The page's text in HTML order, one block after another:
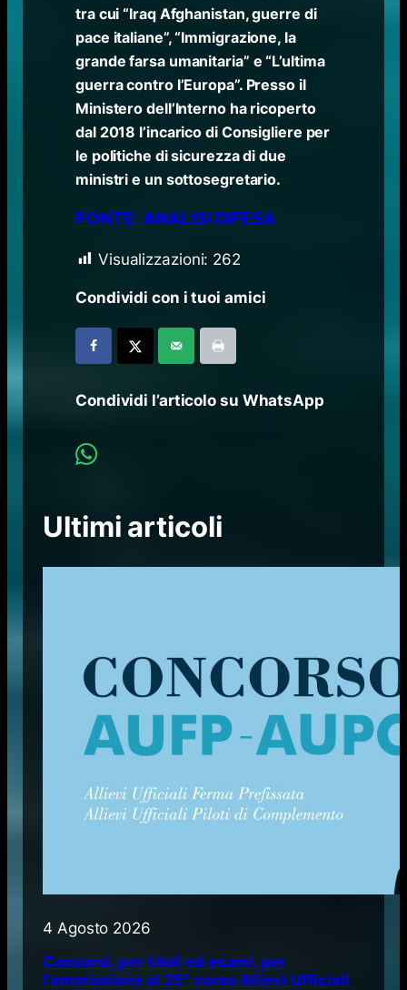
tra cui “Iraq Afghanistan, guerre di
pace italiane”, “Immigrazione, la
grande farsa umanitaria” e “L’ultima
guerra contro l’Europa”. Presso il
Ministero dell’Interno ha ricoperto
dal 2018 l’incarico di Consigliere per
le politiche di sicurezza di due
ministri e un sottosegretario.
FONTE: ANALISI DIFESA
Visualizzazioni: 262
Condividi con i tuoi amici
Condividi l’articolo su WhatsApp
Ultimi articoli
4 Agosto 2026
Concorsi, per titoli ed esami, per
l’ammissione al 25° corso Allievi Ufficiali